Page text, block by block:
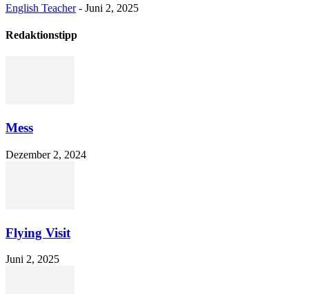
English Teacher - Juni 2, 2025
Redaktionstipp
Mess
Dezember 2, 2024
Flying Visit
Juni 2, 2025